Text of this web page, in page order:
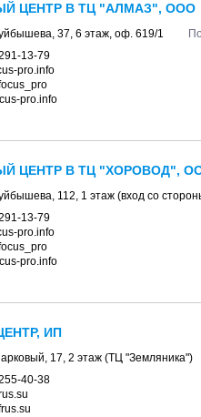
ЦЕНТР В ТЦ "АЛМАЗ", ООО
37, 6 этаж, оф. 619/1
13-79
pro.info
pro.info
ЦЕНТР В ТЦ "ХОРОВОД",
112, 1 этаж (вход со
13-79
pro.info
pro.info
ИП
17, 2 этаж (ТЦ "Земляника")
40-38